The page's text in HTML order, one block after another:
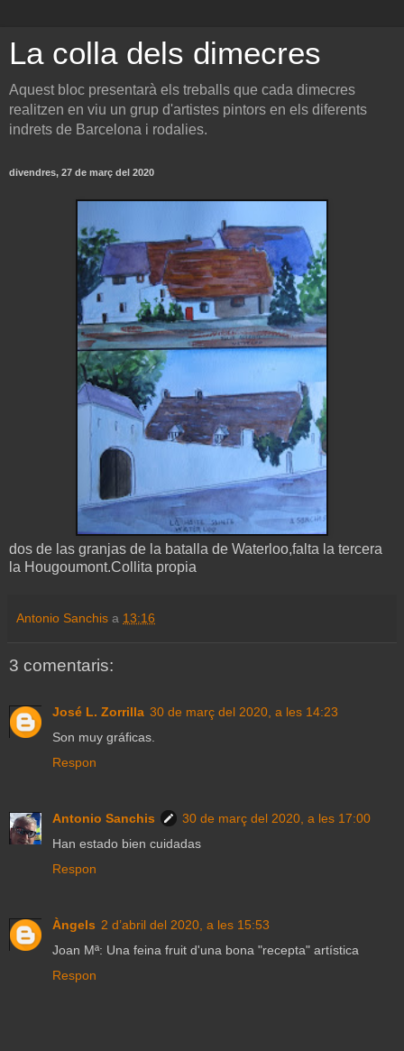
La colla dels dimecres
Aquest bloc presentarà els treballs que cada dimecres
realitzen en viu un grup d'artistes pintors en els diferents
indrets de Barcelona i rodalies.
divendres, 27 de març del 2020
dos de las granjas de la batalla de Waterloo,falta la tercera
la Hougoumont.Collita propia
Antonio Sanchis a 13:16
3 comentaris:
José L. Zorrilla 30 de març del 2020, a les 14:23
Son muy gráficas.
Respon
Antonio Sanchis
30 de març del 2020, a les 17:00
Han estado bien cuidadas
Respon
Àngels 2 d’abril del 2020, a les 15:53
Joan Mª: Una feina fruit d'una bona "recepta" artística
Respon